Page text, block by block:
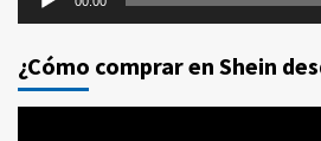
¿Cómo comprar en Shein